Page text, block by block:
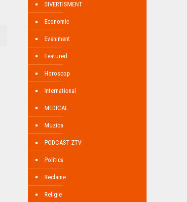
DIVERTISMENT
Economie
Eveniment
Featured
Horoscop
International
MEDICAL
Muzica
PODCAST ZTV
Politica
Reclame
Religie